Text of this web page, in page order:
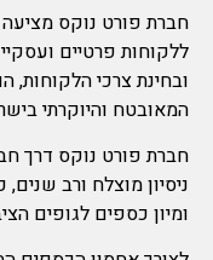
חברת פורט נוקס
ללקוחות פרטיים
ובחינת צרכי
המאובטח והיוקרתי
חברת פורט נוקס דרך
ניסיון מוצלח ורב
ומיון כספים לגופים